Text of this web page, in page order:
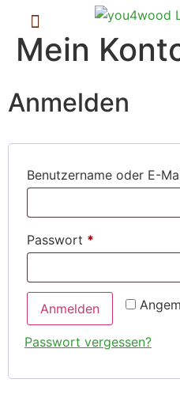
Mein
Anmelden
Benutzername oder E-
Passwort *
Anmelden
Passwort vergessen?